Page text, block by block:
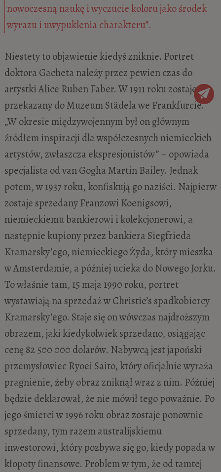
nowoczesną naukę i wyczucie koloru jako środek
wyrazu i uwypuklenia charakteru”.
Niestety to objawienie kiedyś zniknie. Portret
doktora Gacheta należy przez pewien czas do
artystki Alice Ruben Faber. W 1911 roku zostaje
przekazany do Muzeum Städela we Frankfurcie.
„W okresie międzywojennym był on głównym
źródłem inspiracji dla współczesnych niemieckich
artystów, zwłaszcza ekspresjonistów” – opowiada
specjalista od van Gogha Martin Bailey. Jednak
potem, w 1937 roku, konfiskują go naziści. Najpierw
zostaje sprzedany Franzowi Koenigsowi,
niemieckiemu bankierowi i kolekcjonerowi, a
następnie kupiony przez bankiera Siegfrieda
Kramarsky’ego, niemieckiego Żyda, który mieszka
w Amsterdamie, a później ucieka do Nowego Jorku.
To właśnie tam, 15 maja 1990 roku, portret
wystawiają na sprzedaż w Christie’s spadkobiercy
Kramarsky’ego. Staje się on wówczas najdroższym
obrazem, jaki kiedykolwiek sprzedano, osiągając
cenę 82 500 000 dolarów. Nabywcą jest japoński
przemysłowiec Ryoei Saito, który oficjalnie wyraża
pragnienie, żeby obraz zniknął wraz z nim. Później
będzie deklarował, że nie mówił tego poważnie. Po
jego śmierci w 1996 roku obraz zostaje ponownie
sprzedany, tym razem australijskiemu
inwestorowi, który pozbywa się go, kiedy popada w
kłopoty finansowe. Problem w tym, że od tamtej